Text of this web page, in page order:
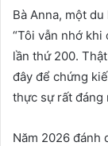
Bà Anna, một
“Tôi vẫn nhớ
lần thứ 200.
đây để chứng
thực sự rất đáng
Năm 2026 đánh